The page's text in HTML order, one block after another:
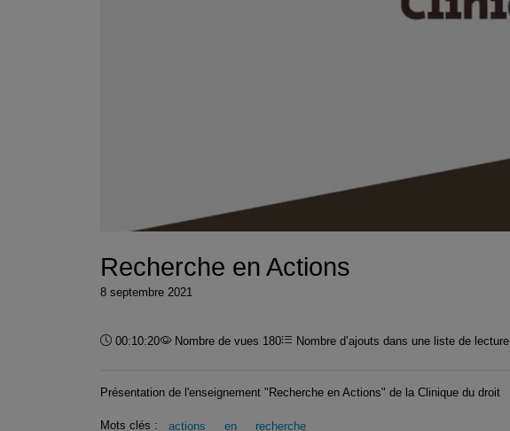
Recherche en Actions
8 septembre 2021
Durée :
00:10:20 Nombre de vues 180 Nombre d’ajouts dans une liste de lecture
Présentation de l'enseignement "Recherche en Actions" de la Clinique du droit
Mots clés : actions en recherche